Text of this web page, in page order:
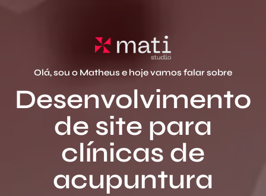
Olá, sou o Matheus e hoje vamos falar sobre
Desenvolvimento
de site para
clínicas de
acupuntura